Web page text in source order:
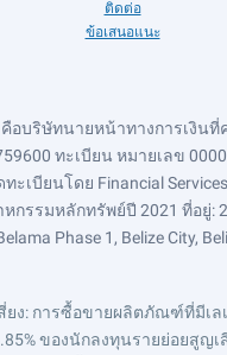
ติดต่อ
ข้อเสนอแนะ
คือบริษัทนายหน้าทางการเงินที่
ทะเบียน หมายเลข
ะเบียนโดย Financial
กรรมหลักทรัพย์ปี 2021 ที่อยู่:
Phase 1, Belize City,
ยง: การซื้อขายผลิตภัณฑ์ที่มีเลเ
ของนักลงทุนรายย่อยสูญเ